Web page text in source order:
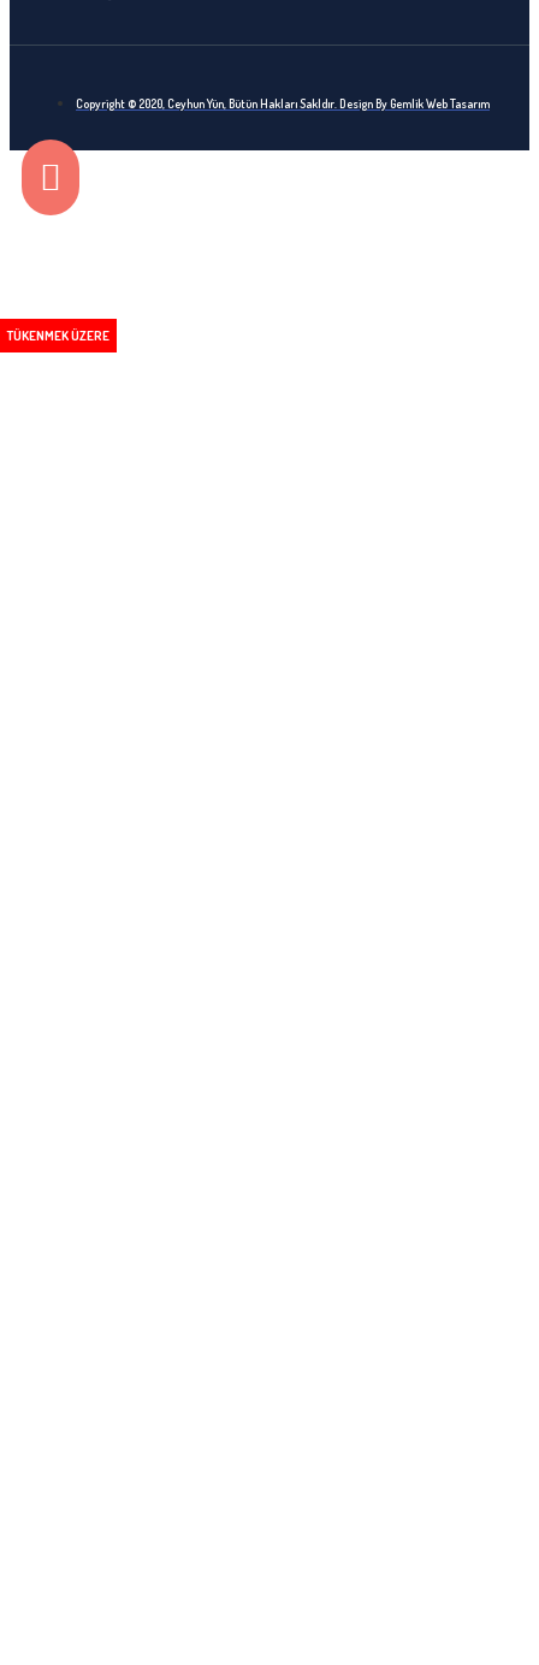
TÜKENMEK ÜZERE
Copyright © 2020, Ceyhun Yün, Bütün Hakları Sakldır. Design By Gemlik Web Tasarım